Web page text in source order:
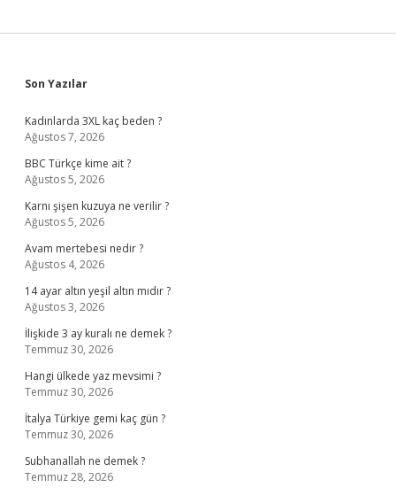
Sidebar
Son Yazılar
Kadınlarda 3XL kaç beden ?
Ağustos 7, 2026
BBC Türkçe kime ait ?
Ağustos 5, 2026
Karnı şişen kuzuya ne verilir ?
Ağustos 5, 2026
Avam mertebesi nedir ?
Ağustos 4, 2026
14 ayar altın yeşil altın mıdır ?
Ağustos 3, 2026
İlişkide 3 ay kuralı ne demek ?
Temmuz 30, 2026
Hangi ülkede yaz mevsimi ?
Temmuz 30, 2026
İtalya Türkiye gemi kaç gün ?
Temmuz 30, 2026
Subhanallah ne demek ?
Temmuz 28, 2026